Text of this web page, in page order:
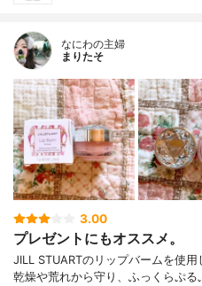
なにわの主婦
まりたそ
3.00
プレゼントにもオススメ。
JILL STUARTのリップバームを使
乾燥や荒れから守り、ふっくらぷ